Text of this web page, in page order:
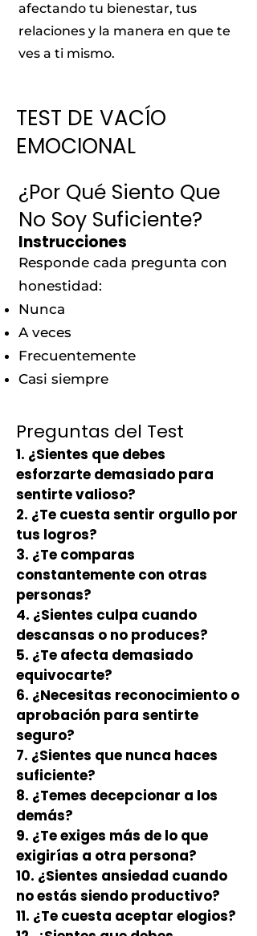
afectando tu bienestar, tus
relaciones y la manera en que te
ves a ti mismo.
TEST DE VACÍO
EMOCIONAL
¿Por Qué Siento Que
No Soy Suficiente?
Instrucciones
Responde cada pregunta con
honestidad:
Nunca
A veces
Frecuentemente
Casi siempre
Preguntas del Test
1. ¿Sientes que debes
esforzarte demasiado para
sentirte valioso?
2. ¿Te cuesta sentir orgullo por
tus logros?
3. ¿Te comparas
constantemente con otras
personas?
4. ¿Sientes culpa cuando
descansas o no produces?
5. ¿Te afecta demasiado
equivocarte?
6. ¿Necesitas reconocimiento o
aprobación para sentirte
seguro?
7. ¿Sientes que nunca haces
suficiente?
8. ¿Temes decepcionar a los
demás?
9. ¿Te exiges más de lo que
exigirías a otra persona?
10. ¿Sientes ansiedad cuando
no estás siendo productivo?
11. ¿Te cuesta aceptar elogios?